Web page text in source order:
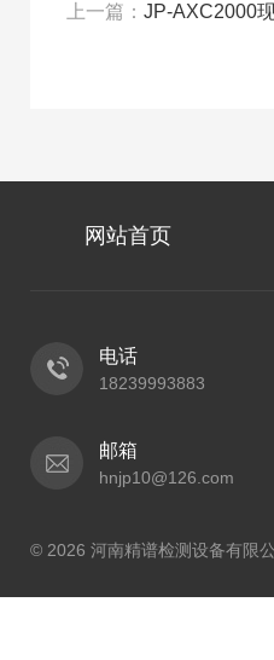
上一篇： JP-AXC2000
网站首页
电话
18239993883
邮箱
hnjp10@126.com
© 2026 河南精谱检测设备有限